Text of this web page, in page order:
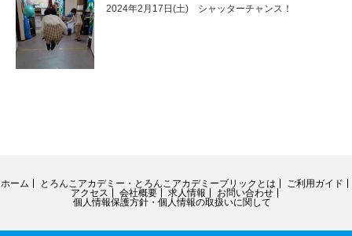
2024年2月17日(土) シャッターチャンス！
ホーム とろんこアカデミー・とろんこアカデミーブリックとは
ご利用ガイド
アクセス
会社概要 求人情報
お問い合わせ
個人情報保護方針・個人情報の取扱いに関して